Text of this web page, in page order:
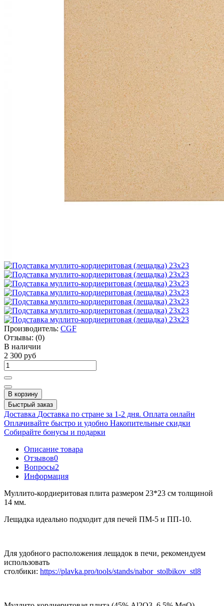
Производитель: CGF
Отзывы: (0)
В наличии
2 300 руб
В корзину
Быстрый заказ
Доставка Доставка по стране за 1-2 дня. Оплата онлайн
Оплачивайте быстро и удобно Накопительные скидки
Собирайте бонусы и подарки
Описание товара
Отзывов0
Вопросы2
Информация
Муллито-кордиеритовая плита размером 23*23 см толщиной
14 мм.
Лещадка идеально подходит для печей ПМ-5 и ПП-10.
Для удобного расположения лещадок в печи, рекомендуем
использовать
столбики: https://plavka.pro/tools/stands/nabor_stolbikov_stl8